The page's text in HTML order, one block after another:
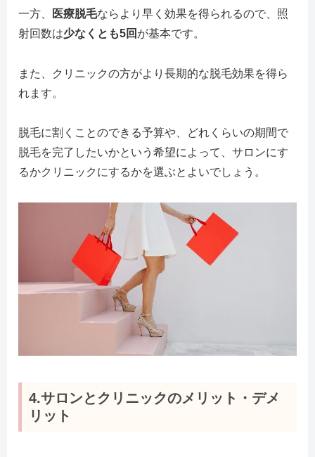
一方、 医療脱毛ならより早く効果を得られるので、照
射回数は少なくとも5回 が基本です。
また、クリニックの方がより長期的な脱毛効果を得ら
れます。
脱毛に割くことのできる予算や、どれくらいの期間で
脱毛を完了したいかという希望によって、サロンにす
るかクリニックにするかを選ぶとよいでしょう。
4.サロンとクリニックのメリット・デメ
リット